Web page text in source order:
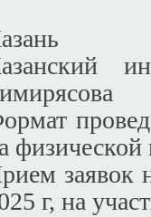
физической
заявок
г, на